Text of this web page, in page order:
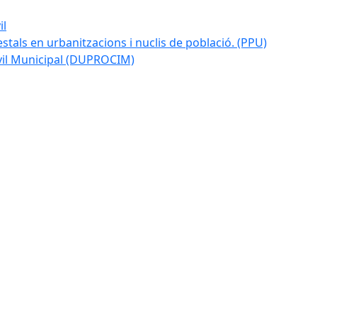
en urbanitzacions i nuclis de població. (PPU)
Municipal (DUPROCIM)